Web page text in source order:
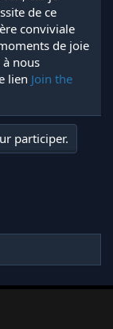
de ce
conviviale
de joie
nous
lien Join the
participer.